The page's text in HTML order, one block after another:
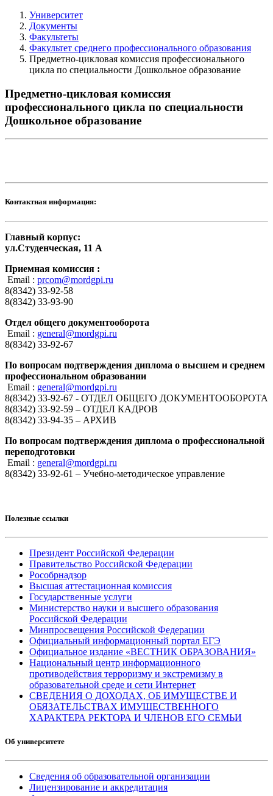
Университет
Документы
Факультеты
Факультет среднего профессионального образования
Предметно-цикловая комиссия профессионального
цикла по специальности Дошкольное образование
Предметно-цикловая комиссия
профессионального цикла по специальности
Дошкольное образование
Контактная информация:
Главный корпус:
ул.Студенческая, 11 А
Приемная комиссия :
Email : prcom@mordgpi.ru
8(8342) 33-92-58
8(8342) 33-93-90
Отдел общего документооборота
Email : general@mordgpi.ru
8(8342) 33-92-67
По вопросам подтверждения диплома о высшем и среднем
профессиональном образовании
Email : general@mordgpi.ru
8(8342) 33-92-67 - ОТДЕЛ ОБЩЕГО ДОКУМЕНТООБОРОТА
8(8342) 33-92-59 – ОТДЕЛ КАДРОВ
8(8342) 33-94-35 – АРХИВ
По вопросам подтверждения диплома о профессиональной
переподготовки
Email : general@mordgpi.ru
8(8342) 33-92-61 – Учебно-методическое управление
Полезные ссылки
Президент Российской Федерации
Правительство Российской Федерации
Рособрнадзор
Высшая аттестационная комиссия
Государственные услуги
Министерство науки и высшего образования
Российской Федерации
Минпросвещения Российской Федерации
Официальный информационный портал ЕГЭ
Официальное издание «ВЕСТНИК ОБРАЗОВАНИЯ»
Национальный центр информационного
противодействия терроризму и экстремизму в
образовательной среде и сети Интернет
СВЕДЕНИЯ О ДОХОДАХ, ОБ ИМУЩЕСТВЕ И
ОБЯЗАТЕЛЬСТВАХ ИМУЩЕСТВЕННОГО
ХАРАКТЕРА РЕКТОРА И ЧЛЕНОВ ЕГО СЕМЬИ
Об университете
Сведения об образовательной организации
Лицензирование и аккредитация